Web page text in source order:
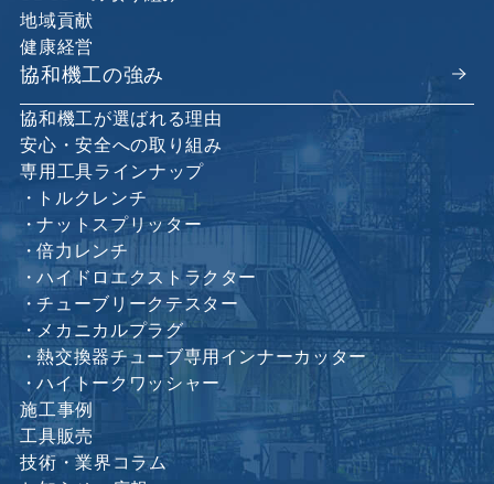
地域貢献
健康経営
協和機工の強み
協和機工が選ばれる理由
安心・安全への取り組み
専用工具ラインナップ
トルクレンチ
ナットスプリッター
倍力レンチ
ハイドロエクストラクター
チューブリークテスター
メカニカルプラグ
熱交換器チューブ専用インナーカッター
ハイトークワッシャー
施工事例
工具販売
技術・業界コラム